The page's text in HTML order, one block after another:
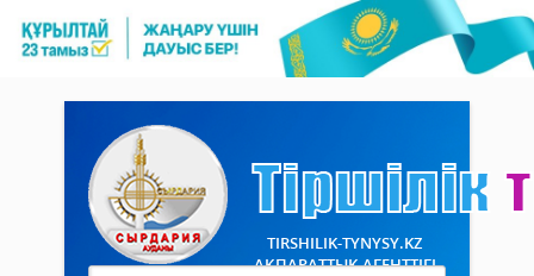
TIRSHILIK-TYNYSY.KZ
АҚПАРАТТЫҚ АГЕНТТІГІ